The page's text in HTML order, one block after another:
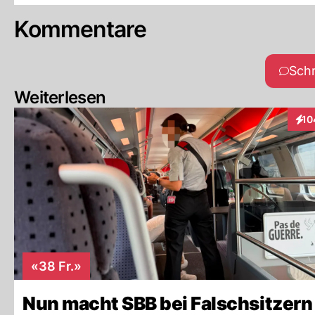
Kommentare
Weiterlesen
«38 Fr.»
Nun macht SBB bei Falschsitzern